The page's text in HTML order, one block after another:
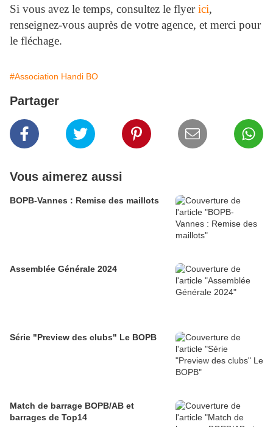
Si vous avez le temps, consultez le flyerici,
renseignez-vous auprès de votre agence, et merci pour
le fléchage.
#Association Handi BO
Partager
Vous aimerez aussi
BOPB-Vannes : Remise des maillots
Assemblée Générale 2024
Série "Preview des clubs" Le BOPB
Match de barrage BOPB/AB et
barrages de Top14